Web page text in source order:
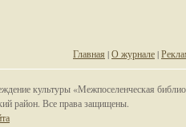
Главная |О журнале|
культуры «Межпоселенческая
район. Все права защищены.